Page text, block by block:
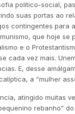
político-social,
suas portas ao
contingentes para
que hoje
e o
cada vez mais.
E, desse
a “mulher
atingido muitas
rebanho”